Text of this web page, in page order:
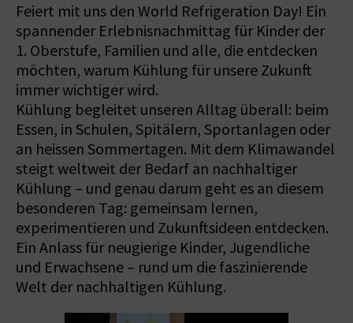
Feiert mit uns den World Refrigeration Day! Ein
spannender Erlebnisnachmittag für Kinder der
1. Oberstufe, Familien und alle, die entdecken
möchten, warum Kühlung für unsere Zukunft
immer wichtiger wird.
Kühlung begleitet unseren Alltag überall: beim
Essen, in Schulen, Spitälern, Sportanlagen oder
an heissen Sommertagen. Mit dem Klimawandel
steigt weltweit der Bedarf an nachhaltiger
Kühlung – und genau darum geht es an diesem
besonderen Tag: gemeinsam lernen,
experimentieren und Zukunftsideen entdecken.
Ein Anlass für neugierige Kinder, Jugendliche
und Erwachsene – rund um die faszinierende
Welt der nachhaltigen Kühlung.